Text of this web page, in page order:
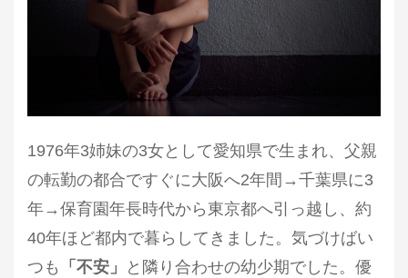
1976年3姉妹の3女として愛知県で生まれ、父親
の転勤の都合ですぐに大阪へ2年間→千葉県に3
年→保育園年長時代から東京都へ引っ越し、約
40年ほど都内で暮らしてきました。気づけばい
つも
「不安」 と隣り合わせの幼少期でした。 優